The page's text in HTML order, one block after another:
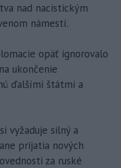
nad nacistickým
námestí.
opäť ignorovalo
ukončenie
ďalšími štátmi a
vyžaduje silný a
prijatia nových
za ruské